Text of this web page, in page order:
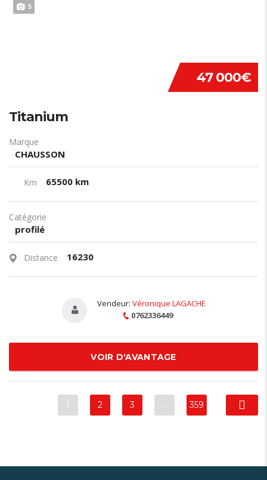
5
47 000€
Titanium
Marque
CHAUSSON
Km 65500 km
Catégorie
profilé
Distance 16230
Vendeur: Véronique LAGACHE
0762336449
VOIR D'AVANTAGE
1 2 3 … 359